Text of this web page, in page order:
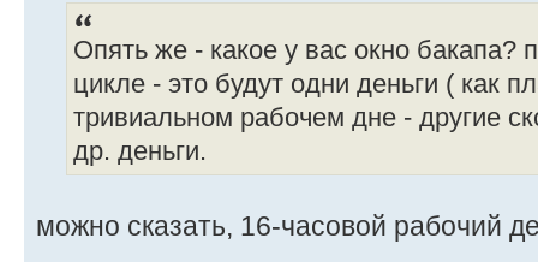
Опять же - какое у вас окно бакапа?
цикле - это будут одни деньги ( как
тривиальном рабочем дне - другие
др. деньги.
можно сказать, 16-часовой рабочий